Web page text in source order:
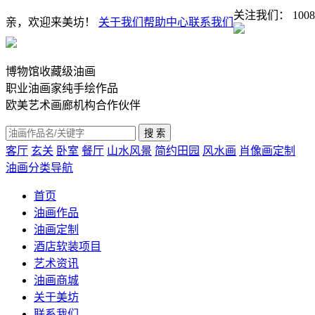
亲，欢迎来美坊！ 关于我们 帮助中心联系我们
关注我们：
博物馆收藏级油画
职业油画家纯手绘作品
欧美艺术画廊机构合作伙伴
客厅 玄关 卧室 餐厅 山水风景 简约田园 风水画 肖像画定制
油画分类导航
首页
油画作品
油画定制
酒店软装项目
艺术资讯
油画商城
关于美坊